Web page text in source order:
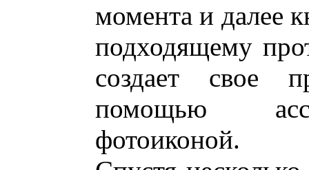
момента и далее
подходящему
создает свое
помощью
фотоиконой.